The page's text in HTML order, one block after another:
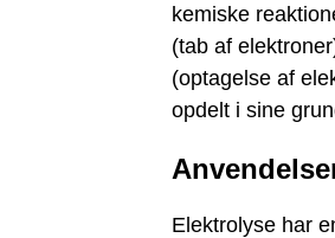
kemiske
(tab af
(optagelse af
opdelt i sine
Elektrolyse har